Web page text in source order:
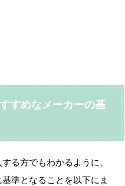
すめなメーカーの基
る方でもわかるように、
準となることを以下にま